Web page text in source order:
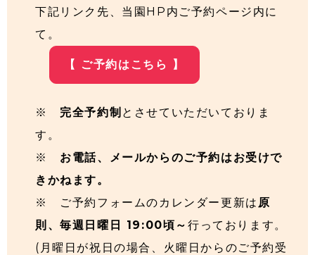
下記リンク先、当園HP内ご予約ページ内に
て。
【 ご予約はこちら 】
※ 完全予約制 とさせていただいておりま
す。
※ お電話、メールからのご予約はお受けで
きかねます。
※ ご予約フォームのカレンダー更新は 原
則、毎週日曜日 19:00頃～ 行っております。
(月曜日が祝日の場合、火曜日からのご予約受